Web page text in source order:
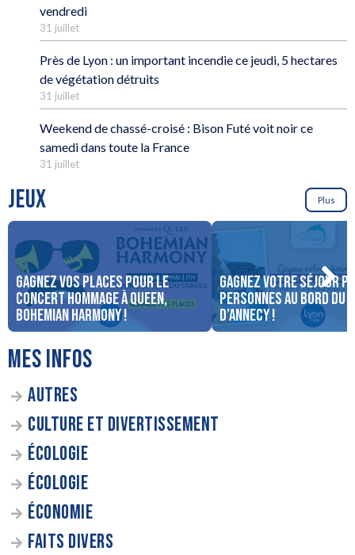
vendredi
31 juillet
Près de Lyon : un important incendie ce jeudi, 5 hectares
de végétation détruits
31 juillet
Weekend de chassé-croisé : Bison Futé voit noir ce
samedi dans toute la France
31 juillet
JEUX Plus
Gagnez vos places pour le
concert Hommage à Queen,
Bohemian Harmony !
Gagnez votre séjour
personnes au bord du
d’Annecy !
MES INFOS
AUTRES
CULTURE ET DIVERTISSEMENT
ÉCOLOGIE
ÉCOLOGIE
ÉCONOMIE
FAITS DIVERS